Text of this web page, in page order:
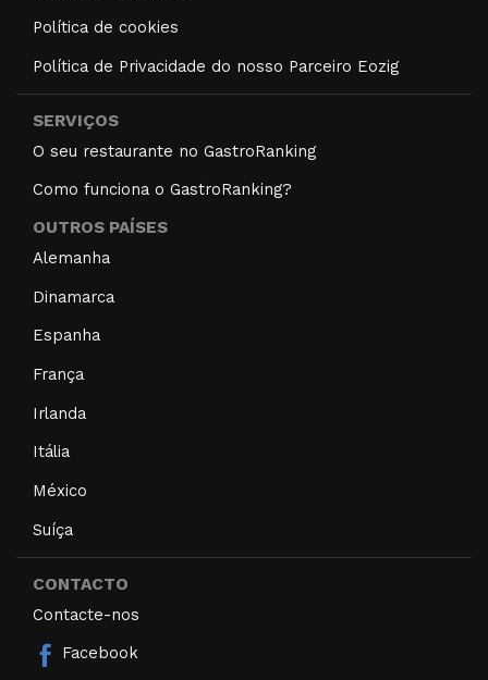
Política de cookies
Política de Privacidade do nosso Parceiro Eozig
SERVIÇOS
O seu restaurante no GastroRanking
Como funciona o GastroRanking?
OUTROS PAÍSES
Alemanha
Dinamarca
Espanha
França
Irlanda
Itália
México
Suíça
CONTACTO
Contacte-nos
Facebook